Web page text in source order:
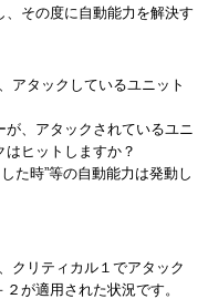
、その度に自動能力を解決す
アタックしているユニット
、アタックされているユニ
ヒットしますか？
た時”等の自動能力は発動し
クリティカル１でアタック
が適用された状況です。